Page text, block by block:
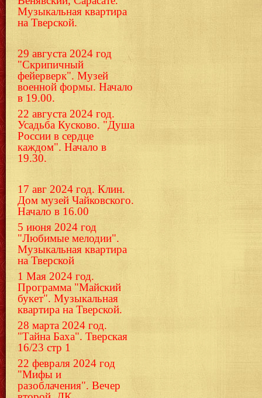
Музыкальная квартира
на Тверской.
29 августа 2024 год
"Скрипичный
фейерверк". Музей
военной формы. Начало
в 19.00.
22 августа 2024 год.
Усадьба Кусково. "Душа
России в сердце
каждом". Начало в
19.30.
17 авг 2024 год. Клин.
Дом музей Чайковского.
Начало в 16.00
5 июня 2024 год
"Любимые мелодии".
Музыкальная квартира
на Тверской
1 Мая 2024 год.
Программа "Майский
букет". Музыкальная
квартира на Тверской.
28 марта 2024 год.
"Тайна Баха". Тверская
16/23 стр 1
22 февраля 2024 год
"Мифы и
разоблачения". Вечер